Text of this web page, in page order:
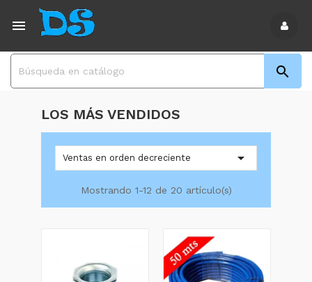


LOS MÁS VENDIDOS
Ventas en orden decreciente 
Mostrando 1-12 de 20 artículo(s)